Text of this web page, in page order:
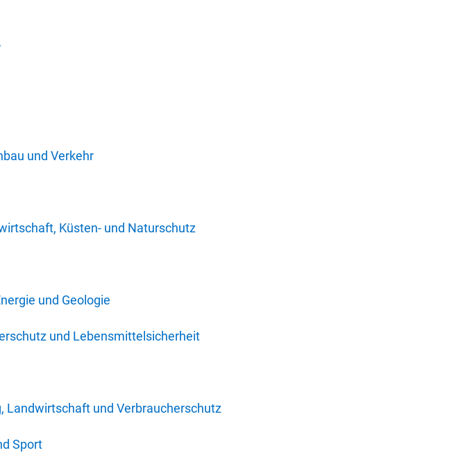
und Verkehr
Küsten- und Naturschutz
und Geologie
und Lebensmittelsicherheit
Landwirtschaft und Verbraucherschutz
Sport